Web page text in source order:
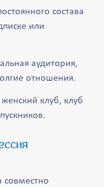
состава
или
аудитория,
отношения.
клуб, клуб
совместно